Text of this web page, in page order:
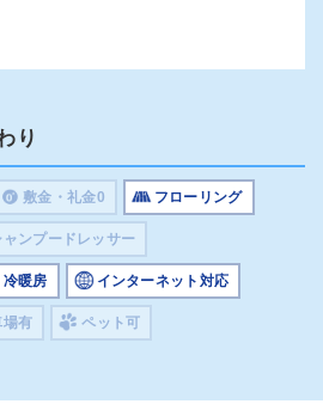
り
敷金・礼金0 フローリング
ャンプードレッサー
冷暖房 インターネット対応
場有 ペット可